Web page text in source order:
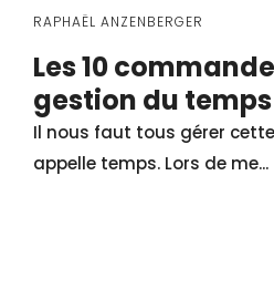
RAPHAËL ANZENBERGER
Les 10
gestion du temps
Il nous faut tous gérer
appelle temps. Lors de me...